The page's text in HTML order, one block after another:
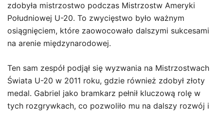
zdobyła mistrzostwo podczas Mistrzostw Ameryki
Południowej U-20. To zwycięstwo było ważnym
osiągnięciem, które zaowocowało dalszymi sukcesami
na arenie międzynarodowej.
Ten sam zespół podjął się wyzwania na Mistrzostwach
Świata U-20 w 2011 roku, gdzie również zdobył złoty
medal. Gabriel jako bramkarz pełnił kluczową rolę w
tych rozgrywkach, co pozwoliło mu na dalszy rozwój i